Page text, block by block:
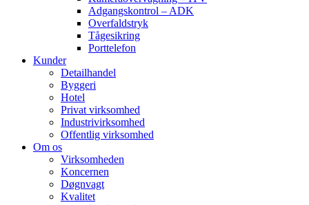
Adgangskontrol – ADK
Overfaldstryk
Tågesikring
Porttelefon
Kunder
Detailhandel
Byggeri
Hotel
Privat virksomhed
Industrivirksomhed
Offentlig virksomhed
Om os
Virksomheden
Koncernen
Døgnvagt
Kvalitet